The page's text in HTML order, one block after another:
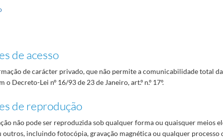
06-28/1988-12-26
artigos
1985-01-10/1988-12-20
de acesso
de carácter privado, que não permite a comunicabilidade total
o Decreto-Lei nº 16/93 de 23 de Janeiro, art.º n.º 17º.
de reprodução
não pode ser reproduzida sob qualquer forma ou quaisquer meios
outros, incluindo fotocópia, gravação magnética ou qualquer processo